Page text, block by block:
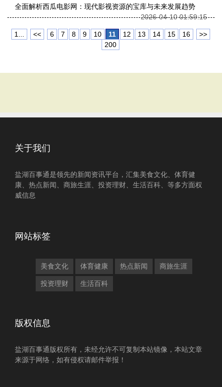
全面解析西瓜电影网：现代影视资源的宝库与未来发展趋势
2026-04-10 01:59:15
1... << 6 7 8 9 10 11 12 13 14 15 16
>>
200
关于我们
盐湖百事通是领先的新闻资讯平台，汇集美食文化、体育健
康、热点新闻、商旅生涯、投资理财、生活百科、等多方面权
威信息
网站标签
美食文化 体育健康 热点新闻 商旅生涯
投资理财 生活百科
版权信息
盐湖百事通版权所有，未经允许不可复制本站镜像，本站文章
来源于网络，如有侵权请邮件举报！